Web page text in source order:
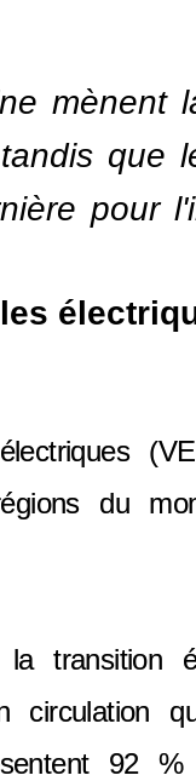
mènent
que
pour
du
transition
circulation
92